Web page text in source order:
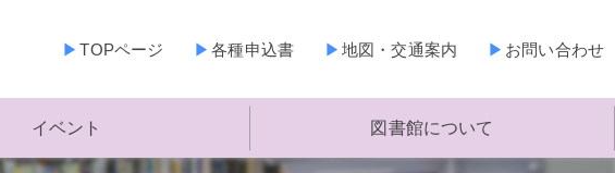
TOPページ 各種申込書 地図・交通案内 お問い合わせ
イベント 図書館について